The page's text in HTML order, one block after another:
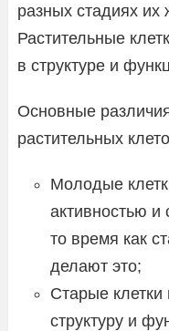
разных стадиях их
Растительные
в структуре и
Основные
растительных
Молодые
активностью и
то время как
делают это;
Старые
структуру и